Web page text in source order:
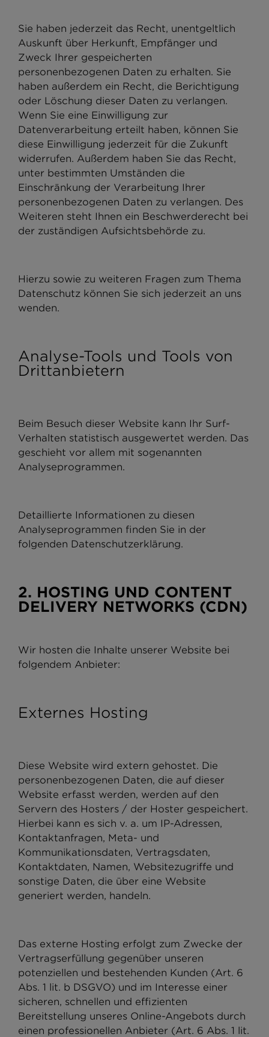
Sie haben jederzeit das Recht, unentgeltlich
Auskunft über Herkunft, Empfänger und
Zweck Ihrer gespeicherten
personenbezogenen Daten zu erhalten. Sie
haben außerdem ein Recht, die Berichtigung
oder Löschung dieser Daten zu verlangen.
Wenn Sie eine Einwilligung zur
Datenverarbeitung erteilt haben, können Sie
diese Einwilligung jederzeit für die Zukunft
widerrufen. Außerdem haben Sie das Recht,
unter bestimmten Umständen die
Einschränkung der Verarbeitung Ihrer
personenbezogenen Daten zu verlangen. Des
Weiteren steht Ihnen ein Beschwerderecht bei
der zuständigen Aufsichtsbehörde zu.
Hierzu sowie zu weiteren Fragen zum Thema
Datenschutz können Sie sich jederzeit an uns
wenden.
Analyse-Tools und Tools von
Drittanbietern
Beim Besuch dieser Website kann Ihr Surf-
Verhalten statistisch ausgewertet werden. Das
geschieht vor allem mit sogenannten
Analyseprogrammen.
Detaillierte Informationen zu diesen
Analyseprogrammen finden Sie in der
folgenden Datenschutzerklärung.
2. HOSTING UND CONTENT
DELIVERY NETWORKS (CDN)
Wir hosten die Inhalte unserer Website bei
folgendem Anbieter:
Externes Hosting
Diese Website wird extern gehostet. Die
personenbezogenen Daten, die auf dieser
Website erfasst werden, werden auf den
Servern des Hosters / der Hoster gespeichert.
Hierbei kann es sich v. a. um IP-Adressen,
Kontaktanfragen, Meta- und
Kommunikationsdaten, Vertragsdaten,
Kontaktdaten, Namen, Websitezugriffe und
sonstige Daten, die über eine Website
generiert werden, handeln.
Das externe Hosting erfolgt zum Zwecke der
Vertragserfüllung gegenüber unseren
potenziellen und bestehenden Kunden (Art. 6
Abs. 1 lit. b DSGVO) und im Interesse einer
sicheren, schnellen und effizienten
Bereitstellung unseres Online-Angebots durch
einen professionellen Anbieter (Art. 6 Abs. 1 lit.